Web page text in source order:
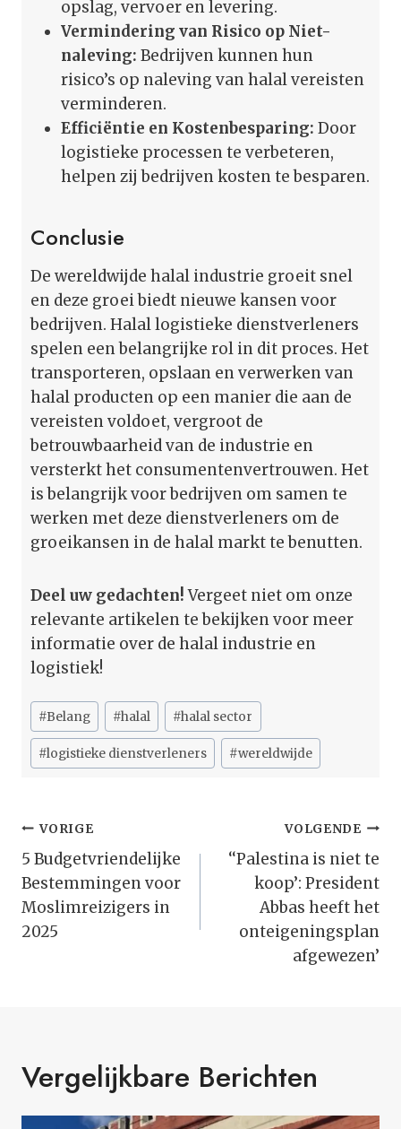
opslag, vervoer en levering.
Vermindering van Risico op Niet-
naleving: Bedrijven kunnen hun
risico’s op naleving van halal vereisten
verminderen.
Efficiëntie en Kostenbesparing: Door
logistieke processen te verbeteren,
helpen zij bedrijven kosten te besparen.
Conclusie
De wereldwijde halal industrie groeit snel
en deze groei biedt nieuwe kansen voor
bedrijven. Halal logistieke dienstverleners
spelen een belangrijke rol in dit proces. Het
transporteren, opslaan en verwerken van
halal producten op een manier die aan de
vereisten voldoet, vergroot de
betrouwbaarheid van de industrie en
versterkt het consumentenvertrouwen. Het
is belangrijk voor bedrijven om samen te
werken met deze dienstverleners om de
groeikansen in de halal markt te benutten.
Deel uw gedachten!Vergeet niet om onze
relevante artikelen te bekijken voor meer
informatie over de halal industrie en
logistiek!
Bericht
tags:
#Belang #halal #halal sector
#logistieke dienstverleners #wereldwijde
Bericht
Navigatie
VORIGE
5 Budgetvriendelijke
Bestemmingen voor
Moslimreizigers in
2025
VOLGENDE
‘‘Palestina is niet te
koop’: President
Abbas heeft het
onteigeningsplan
afgewezen’
Vergelijkbare Berichten